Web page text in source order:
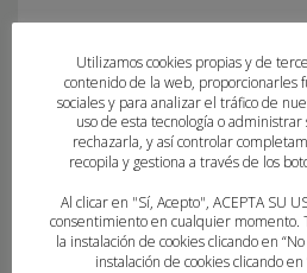
Rocamora, Vero Cuadrado,
Manu Ferrer y Ana Corrales.
Utilizamos cookies propias y de
contenido de la web, proporcionarles
sociales y para analizar el tráfico de
uso de esta tecnología o
rechazarla, y así controlar
recopila y gestiona a través de los
Al clicar en "Sí, Acepto", ACEPTA SU
consentimiento en cualquier momento.
la instalación de cookies clicando en
instalación de cookies clicando en